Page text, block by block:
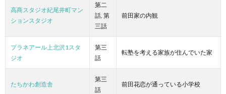
高商スタジオ紀尾井町マン
ションスタジオ
第二
話, 第
三話
前田家の内観
プラネアール上北沢1スタ
ジオ
第三
話
転塾を考える家族が住んでいた家
たちかわ創造舎
第三
話
前田花恋が通っている小学校